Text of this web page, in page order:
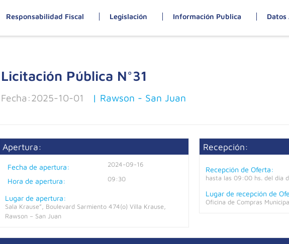
Responsabilidad Fiscal Legislación Información Publica Datos
Licitación Pública N°31
Fecha:2025-10-01 | Rawson - San Juan
Apertura:
Fecha de apertura: 2024-09-16
Hora de apertura: 09:30
Lugar de apertura:
Sala Krause”, Boulevard Sarmiento 474(o) Villa Krause,
Rawson – San Juan
Recepción:
Recepción de Oferta:
hasta las 09:00 hs. del día
Lugar de recepción de
Oficina de Compras